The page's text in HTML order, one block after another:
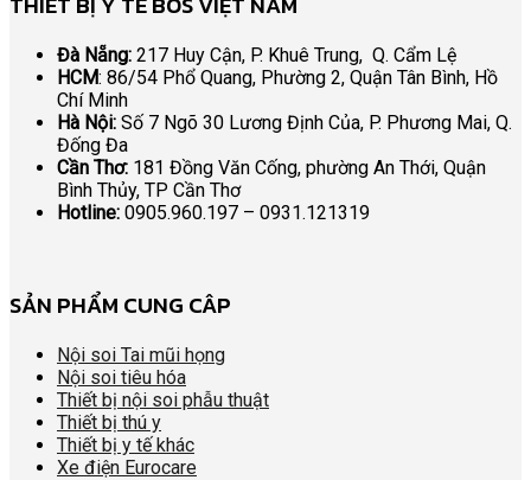
Đà Nẵng: 217 Huy Cận, P. Khuê Trung, Q. Cẩm Lệ
HCM: 86/54 Phổ Quang, Phường 2, Quận Tân Bình, Hồ
Chí Minh
Hà Nội: Số 7 Ngõ 30 Lương Định Của, P. Phương Mai, Q.
Đống Đa
Cần Thơ: 181 Đồng Văn Cống, phường An Thới, Quận
Bình Thủy, TP Cần Thơ
Hotline: 0905.960.197 – 0931.121319
SẢN PHẨM CUNG CÂP
Nội soi Tai mũi họng
Nội soi tiêu hóa
Thiết bị nội soi phẫu thuật
Thiết bị thú y
Thiết bị y tế khác
Xe điện Eurocare